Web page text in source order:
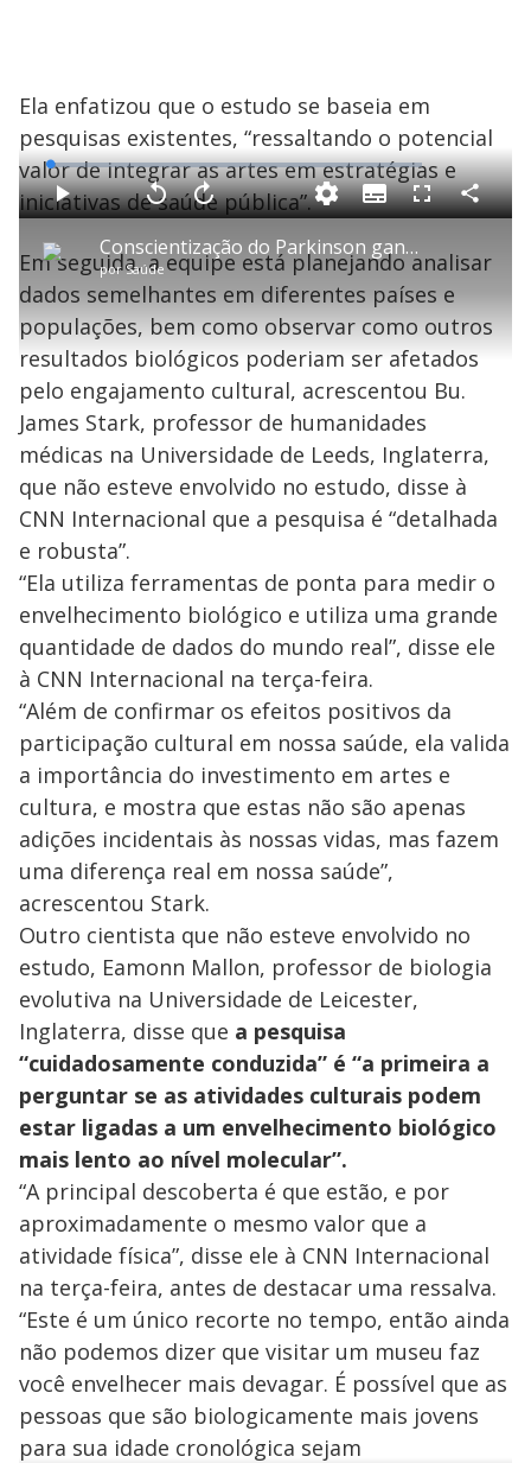
Ela enfatizou que o estudo se baseia em
pesquisas existentes, “ressaltando o potencial
valor de integrar as artes em estratégias e
iniciativas de saúde pública”.
P
l
a
y
V
i
d
e
o
Conscientização do Parkinson ganha destaque em abril com alerta para diagnóstico precoce
porSaúde
P V
t
a
r
0
s
e
g
n
d
s
A
n
ç
a
1
0
e
u
n
o
s
M
u
o
L
o
a
d
e
:
1
.
6
1
%
S
u
b
i
t
l
s
F
s
c
e
e
n
C
o
a
r
a
Em seguida, a equipe está planejando analisar
dados semelhantes em diferentes países e
populações, bem como observar como outros
resultados biológicos poderiam ser afetados
pelo engajamento cultural, acrescentou Bu.
James Stark, professor de humanidades
médicas na Universidade de Leeds, Inglaterra,
que não esteve envolvido no estudo, disse à
CNN Internacional que a pesquisa é “detalhada
e robusta”.
“Ela utiliza ferramentas de ponta para medir o
envelhecimento biológico e utiliza uma grande
quantidade de dados do mundo real”, disse ele
à CNN Internacional na terça-feira.
“Além de confirmar os efeitos positivos da
participação cultural em nossa saúde, ela valida
a importância do investimento em artes e
cultura, e mostra que estas não são apenas
adições incidentais às nossas vidas, mas fazem
uma diferença real em nossa saúde”,
acrescentou Stark.
Outro cientista que não esteve envolvido no
estudo, Eamonn Mallon, professor de biologia
evolutiva na Universidade de Leicester,
Inglaterra, disse que a pesquisa
“cuidadosamente conduzida” é “a primeira a
perguntar se as atividades culturais podem
estar ligadas a um envelhecimento biológico
mais lento ao nível molecular”.
“A principal descoberta é que estão, e por
aproximadamente o mesmo valor que a
atividade física”, disse ele à CNN Internacional
na terça-feira, antes de destacar uma ressalva.
“Este é um único recorte no tempo, então ainda
não podemos dizer que visitar um museu faz
você envelhecer mais devagar. É possível que as
pessoas que são biologicamente mais jovens
para sua idade cronológica sejam